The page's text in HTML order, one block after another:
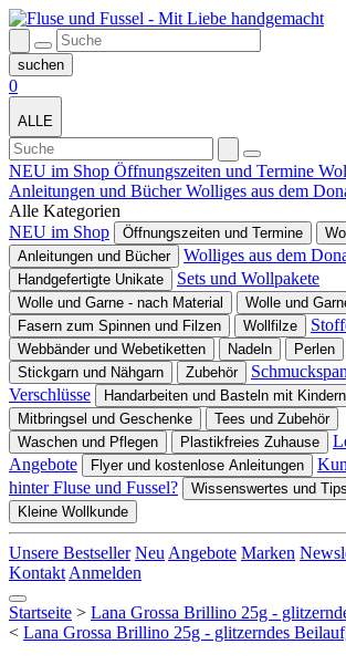
0
ALLE
NEU im Shop Öffnungszeiten und Termine
Anleitungen und BücherWolliges aus dem
Alle Kategorien
NEU im Shop
Öffnungszeiten und Termine
Anleitungen und Bücher
Wolliges aus dem
Handgefertigte Unikate Sets und Wollpakete
Wolle und Garne - nach Material
Wolle und
Fasern zum Spinnen und Filzen
Wollfilze
Webbänder und Webetiketten Nadeln Perlen
Stickgarn und Nähgarn
Zubehör
Verschlüsse
Handarbeiten und Basteln mit Kindern
Mitbringsel und Geschenke
Tees und Zubehör
Waschen und Pflegen
Plastikfreies Zuhause
Angebote
Flyer und kostenlose Anleitungen
hinter Fluse und Fussel?
Wissenswertes und Tips
Kleine Wollkunde
Unsere Bestseller Neu Angebote Marken
Kontakt Anmelden
Startseite > Lana Grossa Brillino 25g -
< Lana Grossa Brillino 25g - glitzerndes